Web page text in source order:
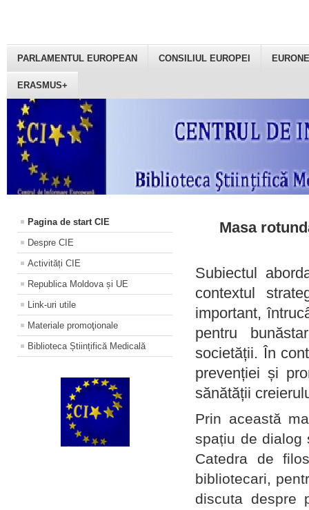
PARLAMENTUL EUROPEAN CONSILIUL EUROPEI
ERASMUS+
Pagina de start CIE
Despre CIE
Activități CIE
Republica Moldova și UE
Link-uri utile
Materiale promoţionale
Biblioteca Științifică Medicală
Masa
Subiectul
contextul
important,
pentru
societății. În
prevenției și
sănătății
Prin această
spațiu de dialog
Catedra de
bibliotecari,
discuta despre